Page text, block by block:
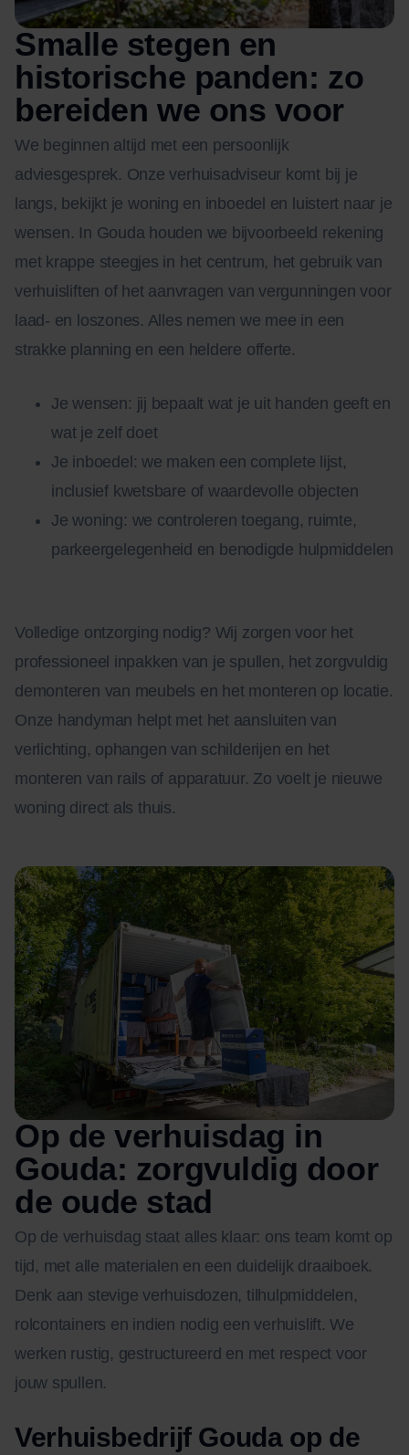
Smalle stegen en
historische panden: zo
bereiden we ons voor
We beginnen altijd met een persoonlijk
adviesgesprek. Onze verhuisadviseur komt bij je
langs, bekijkt je woning en inboedel en luistert naar je
wensen. In Gouda houden we bijvoorbeeld rekening
met krappe steegjes in het centrum, het gebruik van
verhuisliften of het aanvragen van vergunningen voor
laad- en loszones. Alles nemen we mee in een
strakke planning en een heldere offerte.
Je wensen: jij bepaalt wat je uit handen geeft en
wat je zelf doet
Je inboedel: we maken een complete lijst,
inclusief kwetsbare of waardevolle objecten
Je woning: we controleren toegang, ruimte,
parkeergelegenheid en benodigde hulpmiddelen
Volledige ontzorging nodig? Wij zorgen voor het
professioneel inpakken van je spullen, het zorgvuldig
demonteren van meubels en het monteren op locatie.
Onze handyman helpt met het aansluiten van
verlichting, ophangen van schilderijen en het
monteren van rails of apparatuur. Zo voelt je nieuwe
woning direct als thuis.
Op de verhuisdag in
Gouda: zorgvuldig door
de oude stad
Op de verhuisdag staat alles klaar: ons team komt op
tijd, met alle materialen en een duidelijk draaiboek.
Denk aan stevige verhuisdozen, tilhulpmiddelen,
rolcontainers en indien nodig een verhuislift. We
werken rustig, gestructureerd en met respect voor
jouw spullen.
Verhuisbedrijf Gouda op de